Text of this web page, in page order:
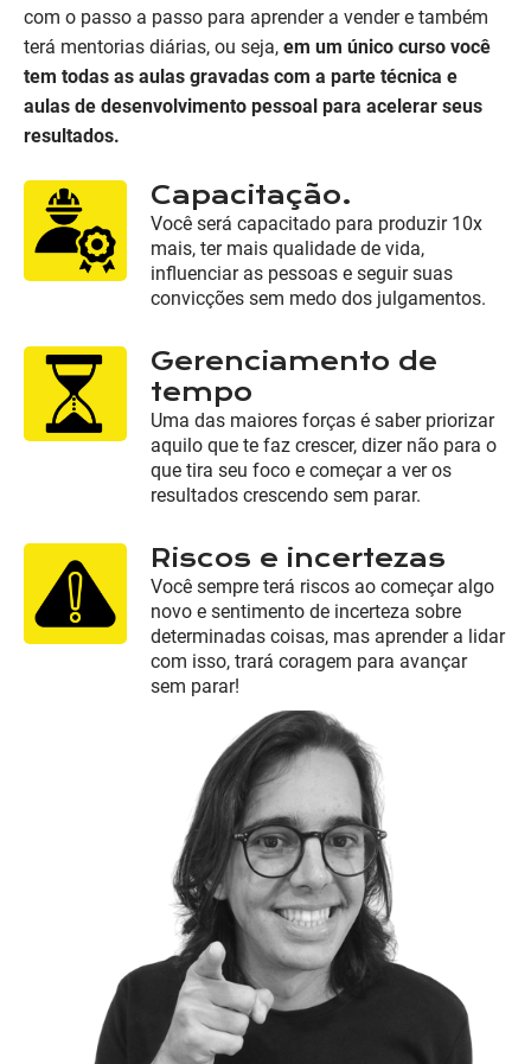
com o passo a passo para aprender a vender e também
terá mentorias diárias, ou seja, em um único curso você
tem todas as aulas gravadas com a parte técnica e
aulas de desenvolvimento pessoal para acelerar seus
resultados.
Capacitação.
Você será capacitado para produzir 10x
mais, ter mais qualidade de vida,
influenciar as pessoas e seguir suas
convicções sem medo dos julgamentos.
Gerenciamento de
tempo
Uma das maiores forças é saber priorizar
aquilo que te faz crescer, dizer não para o
que tira seu foco e começar a ver os
resultados crescendo sem parar.
Riscos e incertezas
Você sempre terá riscos ao começar algo
novo e sentimento de incerteza sobre
determinadas coisas, mas aprender a lidar
com isso, trará coragem para avançar
sem parar!